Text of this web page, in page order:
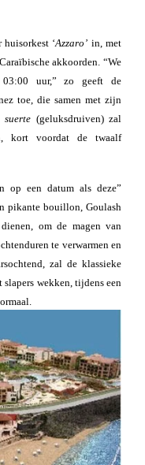
‘Azzaro’ in, met
akkoorden. “We
uur,” zo geeft de
toe, die samen met zijn
(geluksdruiven) zal
kort voordat de twaalf
op een datum als deze”
pikante bouillon, Goulash
om de magen van
te verwarmen en
zal de klassieke
slapers wekken, tijdens een